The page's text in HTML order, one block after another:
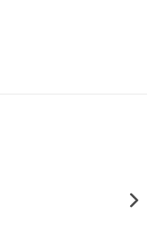
達成持續增長；
及CRM系統，具
力。
表現與團隊成果綜